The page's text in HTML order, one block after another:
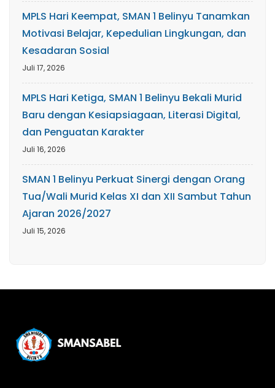
MPLS Hari Keempat, SMAN 1 Belinyu Tanamkan
Motivasi Belajar, Kepedulian Lingkungan, dan
Kesadaran Sosial
Juli 17, 2026
MPLS Hari Ketiga, SMAN 1 Belinyu Bekali Murid
Baru dengan Kesiapsiagaan, Literasi Digital,
dan Penguatan Karakter
Juli 16, 2026
SMAN 1 Belinyu Perkuat Sinergi dengan Orang
Tua/Wali Murid Kelas XI dan XII Sambut Tahun
Ajaran 2026/2027
Juli 15, 2026